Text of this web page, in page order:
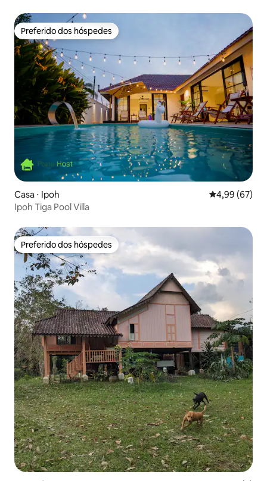
Preferido dos hóspedes
Preferido dos hóspedes
Casa ⋅ Ipoh 4,99 de uma
4,99 (67)
Ipoh Tiga Pool Villa
Preferido dos hóspedes
Preferido dos hóspedes